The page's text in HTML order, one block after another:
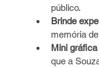
público.
Brinde
memória
Mini
que a